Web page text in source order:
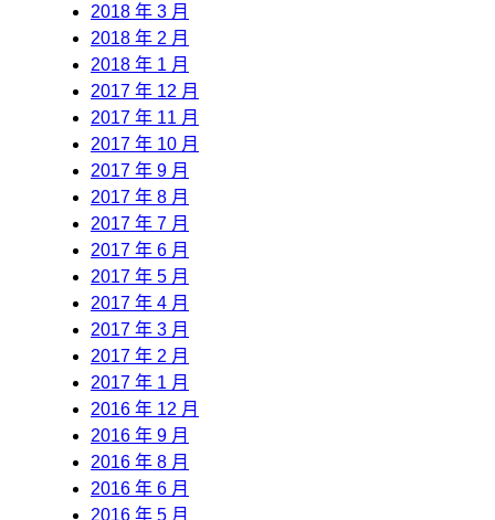
2018 年 3 月
2018 年 2 月
2018 年 1 月
2017 年 12 月
2017 年 11 月
2017 年 10 月
2017 年 9 月
2017 年 8 月
2017 年 7 月
2017 年 6 月
2017 年 5 月
2017 年 4 月
2017 年 3 月
2017 年 2 月
2017 年 1 月
2016 年 12 月
2016 年 9 月
2016 年 8 月
2016 年 6 月
2016 年 5 月